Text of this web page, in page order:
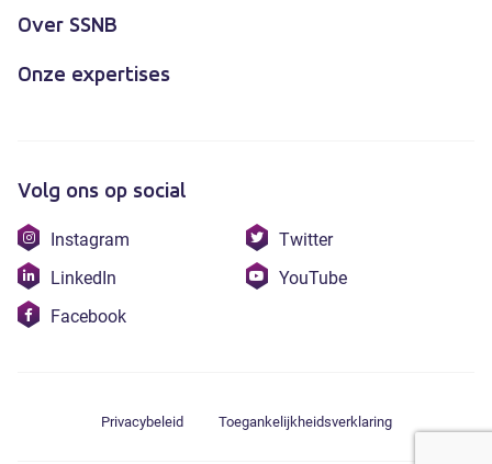
Over SSNB
Onze expertises
Volg ons op social
Bezoek
onze
instagram
Instagram
Bezoek
onze
Twitter
Bezoek
onze
LinkedIn
Bezoek
YouTube
Bezoek
Facebook
Privacybeleid Toegankelijkheidsverklaring